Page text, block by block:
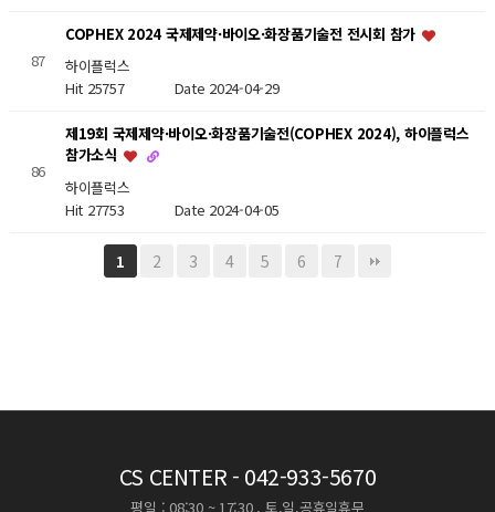
87
COPHEX 2024 국제제약·바이오·화장품기술전 전시회 참가
하이플럭스
Hit 25757 Date 2024-04-29
86
제19회 국제제약·바이오·화장품기술전(COPHEX 2024), 하이플럭스
참가소식
하이플럭스
Hit 27753 Date 2024-04-05
1 2 3 4 5 6 7
CS CENTER - 042-933-5670
평일 : 08:30 ~ 17:30 , 토,일,공휴일휴무